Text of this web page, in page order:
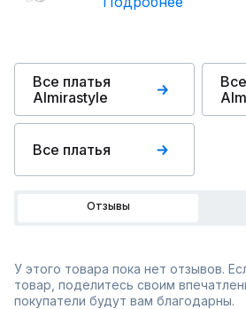
Все платья
Almirastyle
Все платья
Отзывы
У этого товара пока нет отзывов.
товар, поделитесь своим
покупатели будут вам благодарны.